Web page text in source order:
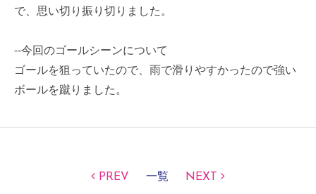
で、思い切り振り切りました。
--今回のゴールシーンについて
ゴールを狙っていたので、雨で滑りやすかったので強い
ボールを蹴りました。
PREV 一覧 NEXT